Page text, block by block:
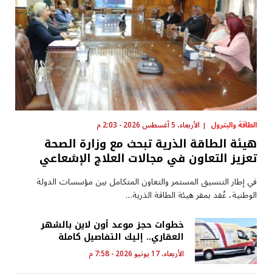
الطاقة والبترول الأربعاء، 5 أغسطس 2026 - 2:03 م
هيئة الطاقة الذرية تبحث مع وزارة الصحة
تعزيز التعاون في مجالات العلاج الإشعاعي
في إطار التنسيق المستمر والتعاون المتكامل بين مؤسسات الدولة
الوطنية، عُقد بمقر هيئة الطاقة الذرية…
خطوات حجز موعد أون لاين بالشهر
العقاري.. إليك التفاصيل كاملة
الأربعاء، 17 يونيو 2026 - 7:58 م